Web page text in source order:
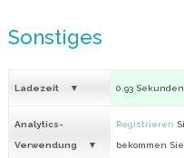
Sonstiges
Ladezeit 0.93 Sekunden
Analytics-
Verwendung
Registrieren
bekommen